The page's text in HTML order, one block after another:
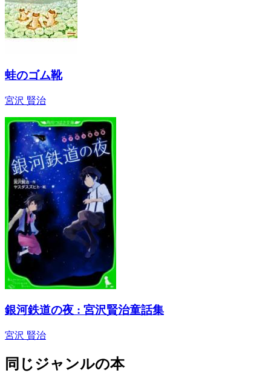
蛙のゴム靴
宮沢 賢治
銀河鉄道の夜 : 宮沢賢治童話集
宮沢 賢治
同じジャンルの本